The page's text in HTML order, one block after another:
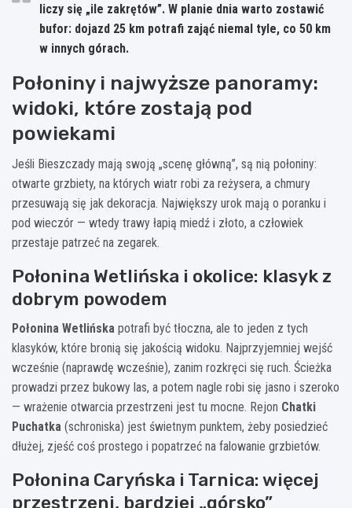
liczy się „ile zakrętów”. W planie dnia warto zostawić
bufor: dojazd 25 km potrafi zająć niemal tyle, co 50 km
w innych górach.
Połoniny i najwyższe panoramy:
widoki, które zostają pod
powiekami
Jeśli Bieszczady mają swoją „scenę główną”, są nią połoniny:
otwarte grzbiety, na których wiatr robi za reżysera, a chmury
przesuwają się jak dekoracja. Największy urok mają o poranku i
pod wieczór — wtedy trawy łapią miedź i złoto, a człowiek
przestaje patrzeć na zegarek.
Połonina Wetlińska i okolice: klasyk z
dobrym powodem
Połonina Wetlińska potrafi być tłoczna, ale to jeden z tych
klasyków, które bronią się jakością widoku. Najprzyjemniej wejść
wcześnie (naprawdę wcześnie), zanim rozkręci się ruch. Ścieżka
prowadzi przez bukowy las, a potem nagle robi się jasno i szeroko
— wrażenie otwarcia przestrzeni jest tu mocne. Rejon Chatki
Puchatka (schroniska) jest świetnym punktem, żeby posiedzieć
dłużej, zjeść coś prostego i popatrzeć na falowanie grzbietów.
Połonina Caryńska i Tarnica: więcej
przestrzeni, bardziej „górsko”